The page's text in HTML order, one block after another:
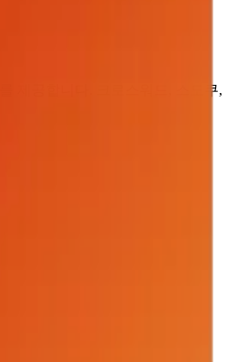
제공합니다. 크로스워드, 스도